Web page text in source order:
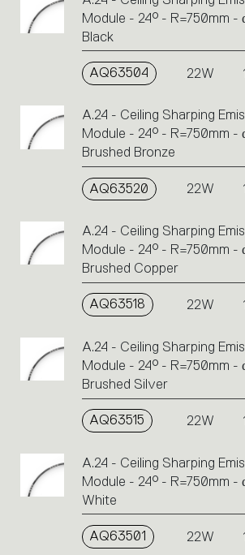
Module - 24° - R=750mm
Black
AQ63504 22W
A.24 - Ceiling Sharping
Module - 24° - R=750mm
Brushed Bronze
AQ63520 22W
A.24 - Ceiling Sharping
Module - 24° - R=750mm
Brushed Copper
AQ63518 22W
A.24 - Ceiling Sharping
Module - 24° - R=750mm
Brushed Silver
AQ63515 22W
A.24 - Ceiling Sharping
Module - 24° - R=750mm
White
AQ63501 22W